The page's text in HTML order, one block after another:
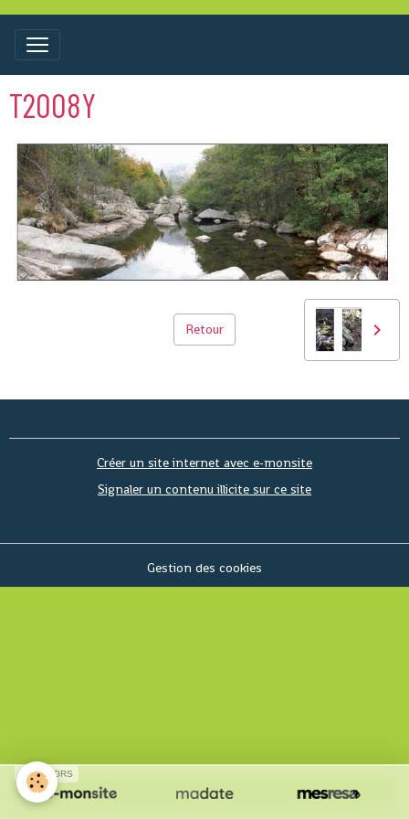
T2008Y
Retour
Créer un site internet avec e-monsite
Signaler un contenu illicite sur ce site
Gestion des cookies
SPONSORS